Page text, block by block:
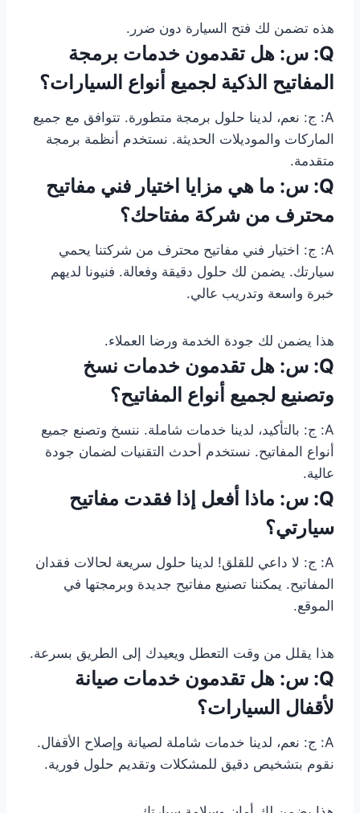
هذه تضمن لك فتح السيارة دون ضرر.
Q: س: هل تقدمون خدمات برمجة
المفاتيح الذكية لجميع أنواع السيارات؟
A: ج: نعم، لدينا حلول برمجة متطورة. تتوافق مع جميع
الماركات والموديلات الحديثة. نستخدم أنظمة برمجة
متقدمة.
Q: س: ما هي مزايا اختيار فني مفاتيح
محترف من شركة مفتاحك؟
A: ج: اختيار فني مفاتيح محترف من شركتنا يحمي
سيارتك. يضمن لك حلول دقيقة وفعالة. فنيونا لديهم
خبرة واسعة وتدريب عالي.
هذا يضمن لك جودة الخدمة ورضا العملاء.
Q: س: هل تقدمون خدمات نسخ
وتصنيع لجميع أنواع المفاتيح؟
A: ج: بالتأكيد، لدينا خدمات شاملة. ننسخ وتصنع جميع
أنواع المفاتيح. نستخدم أحدث التقنيات لضمان جودة
عالية.
Q: س: ماذا أفعل إذا فقدت مفاتيح
سيارتي؟
A: ج: لا داعي للقلق! لدينا حلول سريعة لحالات فقدان
المفاتيح. يمكننا تصنيع مفاتيح جديدة وبرمجتها في
الموقع.
هذا يقلل من وقت التعطل ويعيدك إلى الطريق بسرعة.
Q: س: هل تقدمون خدمات صيانة
لأقفال السيارات؟
A: ج: نعم، لدينا خدمات شاملة لصيانة وإصلاح الأقفال.
نقوم بتشخيص دقيق للمشكلات وتقديم حلول فورية.